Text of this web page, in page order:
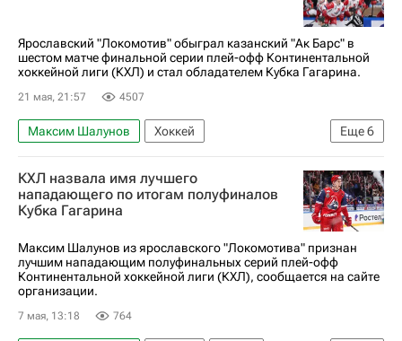
Анвар Гатиятулин
Боб Хартли
Материалы РИА Спорт
Авторы РИА Новости Спорт
Ярославский "Локомотив" обыграл казанский "Ак Барс" в
шестом матче финальной серии плей-офф Континентальной
хоккейной лиги (КХЛ) и стал обладателем Кубка Гагарина.
21 мая, 21:57 4507
Еще6
Максим Шалунов
Хоккей
Локомотив (Ярославль)
Ак Барс
КХЛ 2025-2026
Никита Лямкин
Кубок Гагарина
КХЛ назвала имя лучшего
нападающего по итогам полуфиналов
Кубка Гагарина
Максим Шалунов из ярославского "Локомотива" признан
лучшим нападающим полуфинальных серий плей-офф
Континентальной хоккейной лиги (КХЛ), сообщается на сайте
организации.
7 мая, 13:18 764